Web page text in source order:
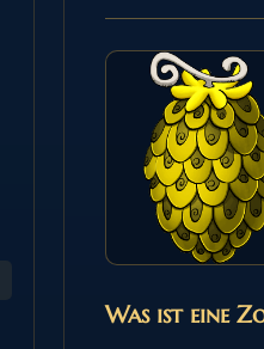
Was ist eine